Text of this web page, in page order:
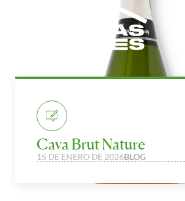
Cava Brut Nature
15 DE ENERO DE 2026BLOG